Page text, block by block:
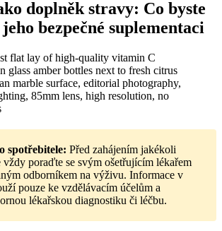
doplněk stravy: Co byste
bezpečné suplementaci
spotřebitele: Před zahájením jakékoli
vždy poraďte se svým ošetřujícím lékařem
odborníkem na výživu. Informace v
pouze ke vzdělávacím účelům a
lékařskou diagnostiku či léčbu.